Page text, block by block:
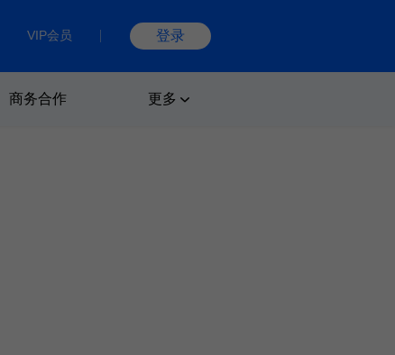
VIP会员 登录
商务合作 更多